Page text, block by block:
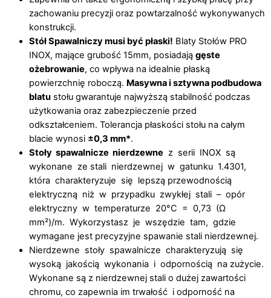
zachowaniu precyzji oraz powtarzalność wykonywanych
konstrukcji.
Stół Spawalniczy musi być płaski! Blaty Stołów PRO
INOX, mające grubość 15mm, posiadają gęste
ożebrowanie, co wpływa na idealnie płaską
powierzchnię roboczą. Masywna i sztywna podbudowa
blatu stołu gwarantuje najwyższą stabilność podczas
użytkowania oraz zabezpieczenie przed
odkształceniem. Tolerancja płaskości stołu na całym
blacie wynosi ±0,3 mm*.
Stoły spawalnicze nierdzewne z serii INOX są
wykonane ze stali nierdzewnej w gatunku 1.4301,
która charakteryzuje się lepszą przewodnością
elektryczną niż w przypadku zwykłej stali – opór
elektryczny w temperaturze 20°C = 0,73 (Ω
mm²)/m. Wykorzystasz je wszędzie tam, gdzie
wymagane jest precyzyjne spawanie stali nierdzewnej.
Nierdzewne stoły spawalnicze charakteryzują się
wysoką jakością wykonania i odpornością na zużycie.
Wykonane są z nierdzewnej stali o dużej zawartości
chromu, co zapewnia im trwałość i odporność na